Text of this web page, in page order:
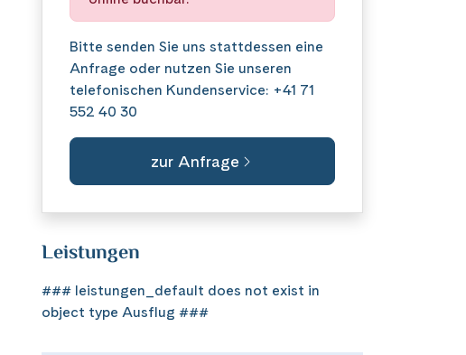
Bitte senden Sie uns stattdessen eine
Anfrage oder nutzen Sie unseren
telefonischen Kundenservice: +41 71
552 40 30
zur Anfrage
Leistungen
### leistungen_default does not exist in
object type Ausflug ###